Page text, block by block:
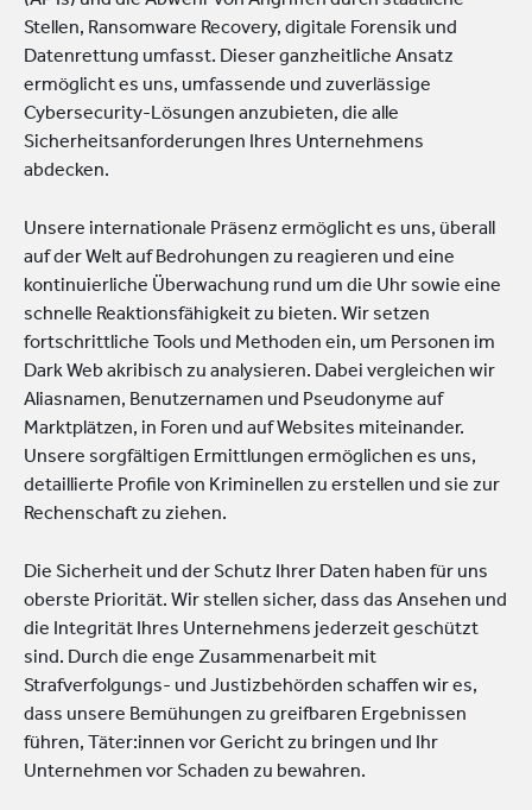
Stellen, Ransomware Recovery, digitale Forensik und
Datenrettung umfasst. Dieser ganzheitliche Ansatz
ermöglicht es uns, umfassende und zuverlässige
Cybersecurity-Lösungen anzubieten, die alle
Sicherheitsanforderungen Ihres Unternehmens
abdecken.
Unsere internationale Präsenz ermöglicht es uns, überall
auf der Welt auf Bedrohungen zu reagieren und eine
kontinuierliche Überwachung rund um die Uhr sowie eine
schnelle Reaktionsfähigkeit zu bieten. Wir setzen
fortschrittliche Tools und Methoden ein, um Personen im
Dark Web akribisch zu analysieren. Dabei vergleichen wir
Aliasnamen, Benutzernamen und Pseudonyme auf
Marktplätzen, in Foren und auf Websites miteinander.
Unsere sorgfältigen Ermittlungen ermöglichen es uns,
detaillierte Profile von Kriminellen zu erstellen und sie zur
Rechenschaft zu ziehen.
Die Sicherheit und der Schutz Ihrer Daten haben für uns
oberste Priorität. Wir stellen sicher, dass das Ansehen und
die Integrität Ihres Unternehmens jederzeit geschützt
sind. Durch die enge Zusammenarbeit mit
Strafverfolgungs- und Justizbehörden schaffen wir es,
dass unsere Bemühungen zu greifbaren Ergebnissen
führen, Täter:innen vor Gericht zu bringen und Ihr
Unternehmen vor Schaden zu bewahren.